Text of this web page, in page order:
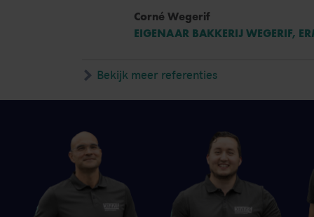
Corné Wegerif
EIGENAAR BAKKERIJ WEGERIF,
Bekijk meer referenties